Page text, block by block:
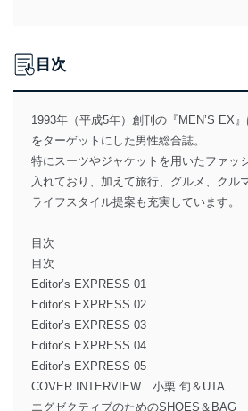
目次
1993年（平成5年）創刊の『MEN’S EX
をターゲットにした男性総合誌。
特にスーツやジャケットを用いたファッ
入れており、加えて旅行、グルメ、クル
ライフスタイル提案も充実しています。
目次
目次
Editor’s EXPRESS 01
Editor’s EXPRESS 02
Editor’s EXPRESS 03
Editor’s EXPRESS 04
Editor’s EXPRESS 05
COVER INTERVIEW 小栗 旬＆UTA
エグゼクティブのためのSHOES＆BAG